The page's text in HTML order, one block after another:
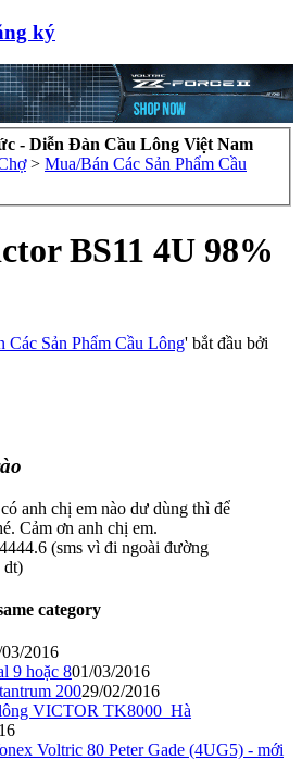
ký
- Diễn Đàn Cầu Lông Việt Nam
> Mua/Bán Các Sản Phẩm Cầu
BS11 4U 98%
Các Sản Phẩm Cầu Lông' bắt đầu bởi
anh chị em nào dư dùng thì để
Cảm ơn anh chị em.
(sms vì đi ngoài đường
dt)
category
2016
9 hoặc 801/03/2016
20029/02/2016
VICTOR TK8000_Hà
Voltric 80 Peter Gade (4UG5) - mới